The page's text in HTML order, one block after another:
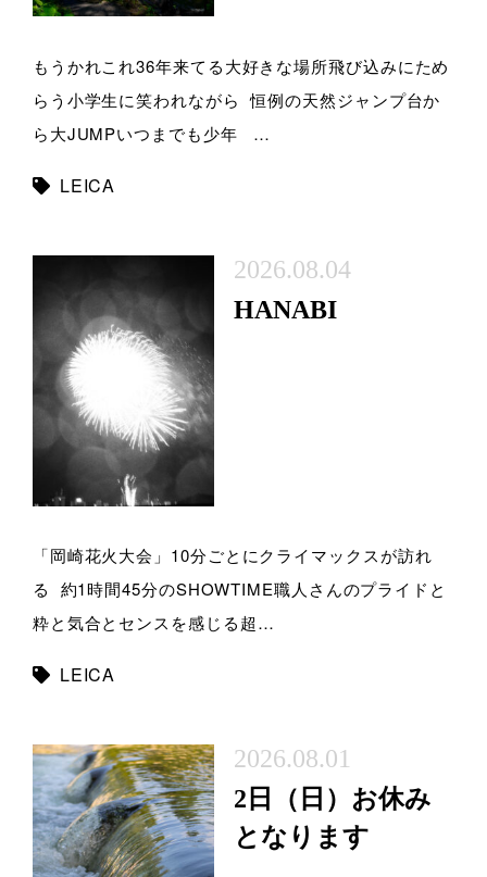
もうかれこれ36年来てる大好きな場所飛び込みにため
らう小学生に笑われながら 恒例の天然ジャンプ台か
ら大JUMPいつまでも少年 …
LEICA
2026.08.04
HANABI
「岡崎花火大会」10分ごとにクライマックスが訪れ
る 約1時間45分のSHOWTIME職人さんのプライドと
粋と気合とセンスを感じる超…
LEICA
2026.08.01
2日（日）お休み
となります